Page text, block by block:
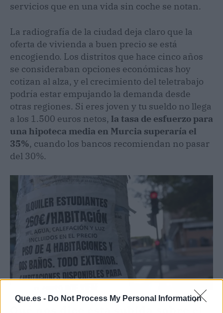
Que.es - Do Not Process My Personal Information
servicios que en una vida sin coche se notan.
La radiografía de la ciudad deja claro que la
oferta de vivienda a buen precio se está
encogiendo. Los distritos que hace cinco años
se consideraban opciones económicas hoy
cotizan al alza, y el crecimiento del teletrabajo
podría estar empujando la demanda desde
otras regiones. Si eres joven y tu sueldo no llega
a los 1.500 euros netos, la tasa de esfuerzo para
una hipoteca media en Murcia superaría el
35%, cuando los bancos recomiendan no pasar
del 30%.